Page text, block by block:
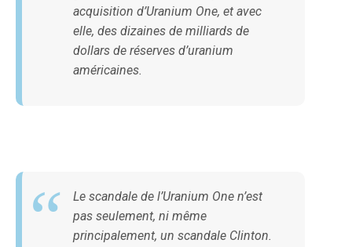
acquisition d’Uranium One, et avec
elle, des dizaines de milliards de
dollars de réserves d’uranium
américaines.
Le scandale de l’Uranium One n’est
pas seulement, ni même
principalement, un scandale Clinton.